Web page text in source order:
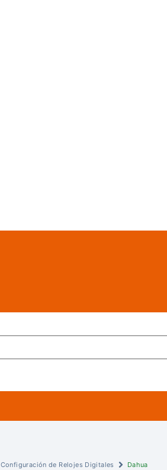
Configuración de Relojes Digitales Dahua